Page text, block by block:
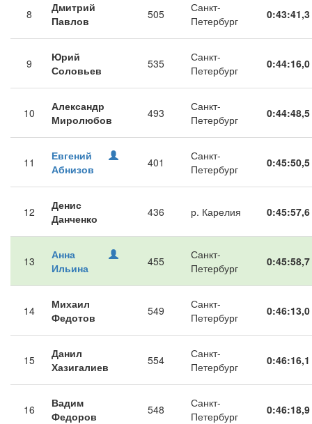
8
Дмитрий
Павлов
505
Санкт-
Петербург
0:43:41,3
9
Юрий
Соловьев
535
Санкт-
Петербург
0:44:16,0
10
Александр
Миролюбов
493
Санкт-
Петербург
0:44:48,5
11
Евгений
Абнизов
401
Санкт-
Петербург
0:45:50,5
12
Денис
Данченко
436 р. Карелия 0:45:57,6
13
Анна
Ильина
455
Санкт-
Петербург
0:45:58,7
14
Михаил
Федотов
549
Санкт-
Петербург
0:46:13,0
15
Данил
Хазигалиев
554
Санкт-
Петербург
0:46:16,1
16
Вадим
Федоров
548
Санкт-
Петербург
0:46:18,9